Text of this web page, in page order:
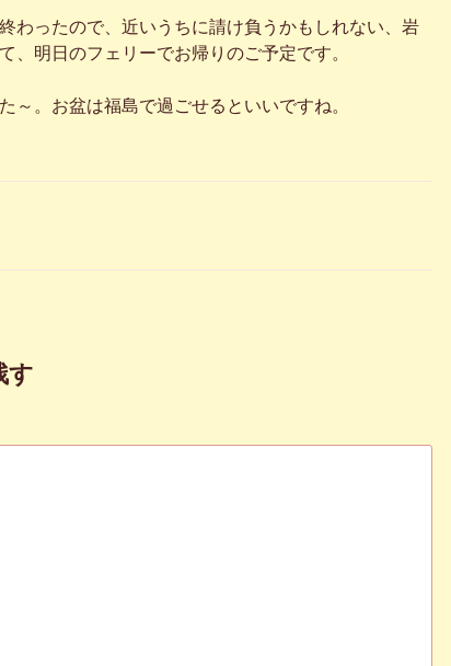
わったので、近いうちに請け負うかもしれない、岩
、明日のフェリーでお帰りのご予定です。
～。お盆は福島で過ごせるといいですね。
す